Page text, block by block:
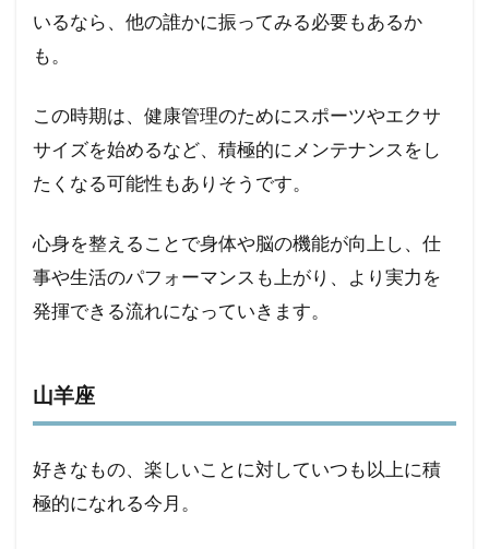
いるなら、他の誰かに振ってみる必要もあるか
も。
この時期は、健康管理のためにスポーツやエクサ
サイズを始めるなど、積極的にメンテナンスをし
たくなる可能性もありそうです。
心身を整えることで身体や脳の機能が向上し、仕
事や生活のパフォーマンスも上がり、より実力を
発揮できる流れになっていきます。
山羊座
好きなもの、楽しいことに対していつも以上に積
極的になれる今月。